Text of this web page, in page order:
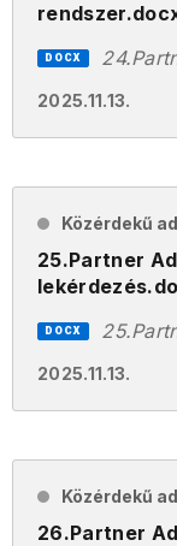
2025.11.13.
DOCX
Közérdekű
25.Partner
2025.11.13.
DOCX
Közérdekű
26.Partner